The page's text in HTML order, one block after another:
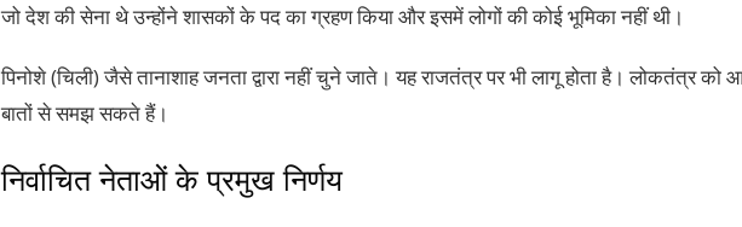
जो देश की सेना थे उन्होंने शासकों के पद का ग्रहण किया और इसमें लोगों की कोई भूमिका नहीं थी।
पिनोशे (चिली) जैसे तानाशाह जनता द्वारा नहीं चुने जाते। यह राजतंत्र पर भी लागू होता है। लोकतंत्र को
बातों से समझ सकते हैं।
निर्वाचित नेताओं के प्रमुख निर्णय